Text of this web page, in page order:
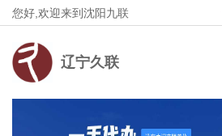
您好,欢迎来到沈阳九联
辽宁久联